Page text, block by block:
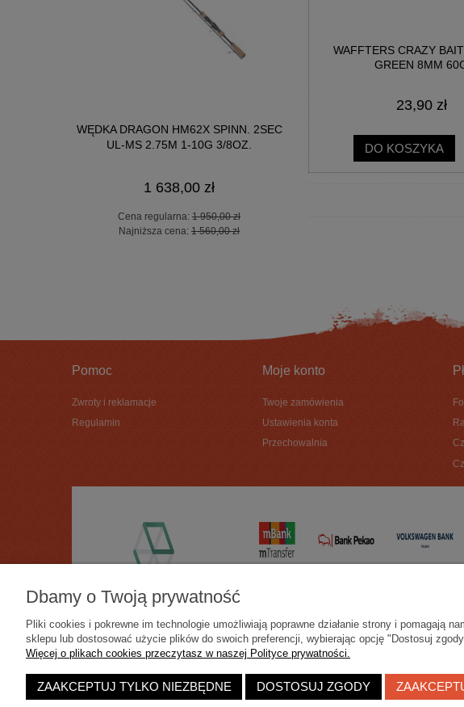
WĘDKA DRAGON HM62X SPINN. 2SEC
UL-MS 2.75M 1-10G 3/8OZ.
1 638,00 zł
Cena regularna: 1 950,00 zł
Najniższa cena: 1 560,00 zł
WĘDKA OKUMA CUSTOM
248,17 zł
WAFFTERS CRAZY
GREEN 8MM
23,90 zł
DO KOSZYKA
Pomoc
Zwroty i reklamacje
Regulamin
Moje konto
Twoje zamówienia
Ustawienia konta
Przechowalnia
Dbamy o Twoją prywatność
Pliki cookies i pokrewne im technologie umożliwiają poprawne działanie strony i pomagają
sklepu lub dostosować użycie plików do swoich preferencji, wybierając opcję "Dostosuj
Więcej o plikach cookies przeczytasz w naszej Polityce prywatności.
ZAAKCEPTUJ TYLKO NIEZBĘDNE DOSTOSUJ ZGODY